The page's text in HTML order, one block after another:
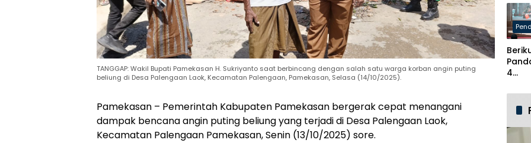
TANGGAP: Wakil Bupati Pamekasan H. Sukriyanto saat berbincang dengan salah satu warga korban angin puting
beliung di Desa Palengaan Laok, Kecamatan Palengaan, Pamekasan, Selasa (14/10/2025).
Pamekasan – Pemerintah Kabupaten Pamekasan bergerak cepat menangani
dampak bencana angin puting beliung yang terjadi di Desa Palengaan Laok,
Kecamatan Palengaan Pamekasan, Senin (13/10/2025) sore.
4
Buku